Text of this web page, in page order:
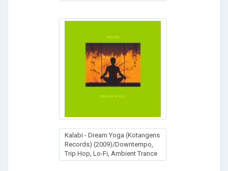
Kalabi - Dream Yoga (Kotangens
Records) (2009)/Downtempo,
Trip Hop, Lo-Fi, Ambient Trance